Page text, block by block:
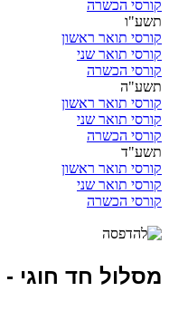
קורסי הכשרה
תשע"ו
קורסי תואר ראשון
קורסי תואר שני
קורסי הכשרה
תשע"ה
קורסי תואר ראשון
קורסי תואר שני
קורסי הכשרה
תשע"ד
קורסי תואר ראשון
קורסי תואר שני
קורסי הכשרה
מסלול חד חוגי -